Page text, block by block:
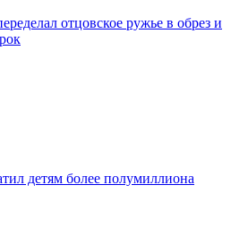
отцовское ружье в обрез и
детям более полумиллиона